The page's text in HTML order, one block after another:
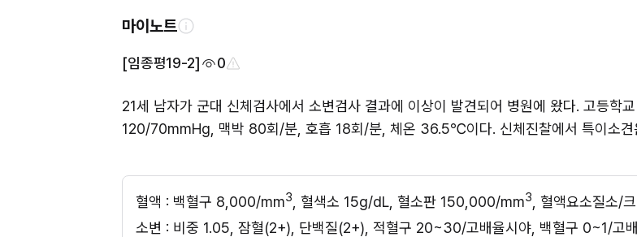
마이노트
[임종평19-2] 0
21세 남자가 군대 신체검사에서 소변검사 결과에 이상이 발견되어 병원에 왔다. 고등학
120/70mmHg, 맥박 80회/분, 호흡 18회/분, 체온 36.5℃이다. 신체진찰에서 특이소견
혈액 : 백혈구 8,000/mm3 , 혈색소 15g/dL, 혈소판 150,000/mm3
, 혈액요소질소/
소변 : 비중 1.05, 잠혈(2+), 단백질(2+), 적혈구 20~30/고배율시야, 백혈구 0~1/고